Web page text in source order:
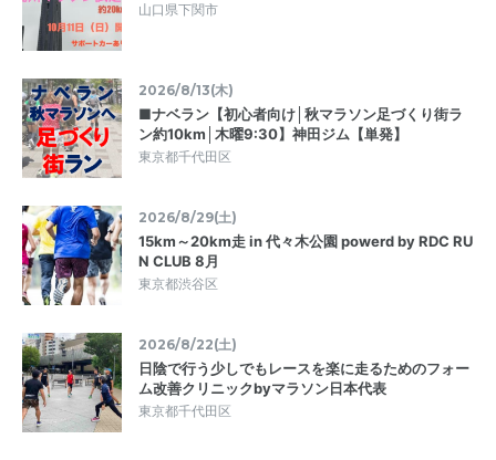
山口県下関市
2026/8/13(木)
■ナベラン【初心者向け│秋マラソン足づくり街ラ
ン約10km│木曜9:30】神田ジム【単発】
東京都千代田区
2026/8/29(土)
15km～20km走 in 代々木公園 powerd by RDC RU
N CLUB 8月
東京都渋谷区
2026/8/22(土)
日陰で行う少しでもレースを楽に走るためのフォー
ム改善クリニックbyマラソン日本代表
東京都千代田区